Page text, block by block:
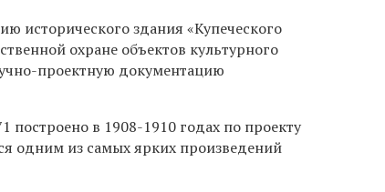
исторического здания «Купеческого
охране объектов культурного
проектную документацию
построено в 1908-1910 годах по проекту
одним из самых ярких произведений